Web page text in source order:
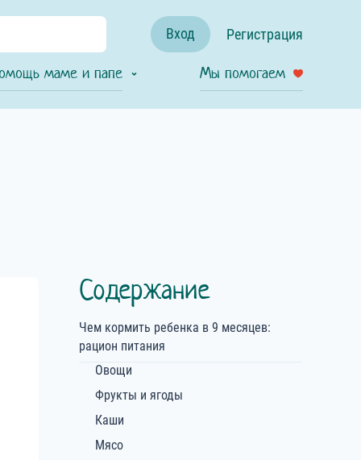
маме и папе Мы помогаем
Регистрация
Вход
Содержание
Чем кормить ребенка в 9 месяцев:
рацион питания
Овощи
Фрукты и ягоды
Каши
Мясо